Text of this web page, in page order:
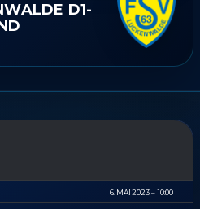
D1-
6. MAI 2023 10:00